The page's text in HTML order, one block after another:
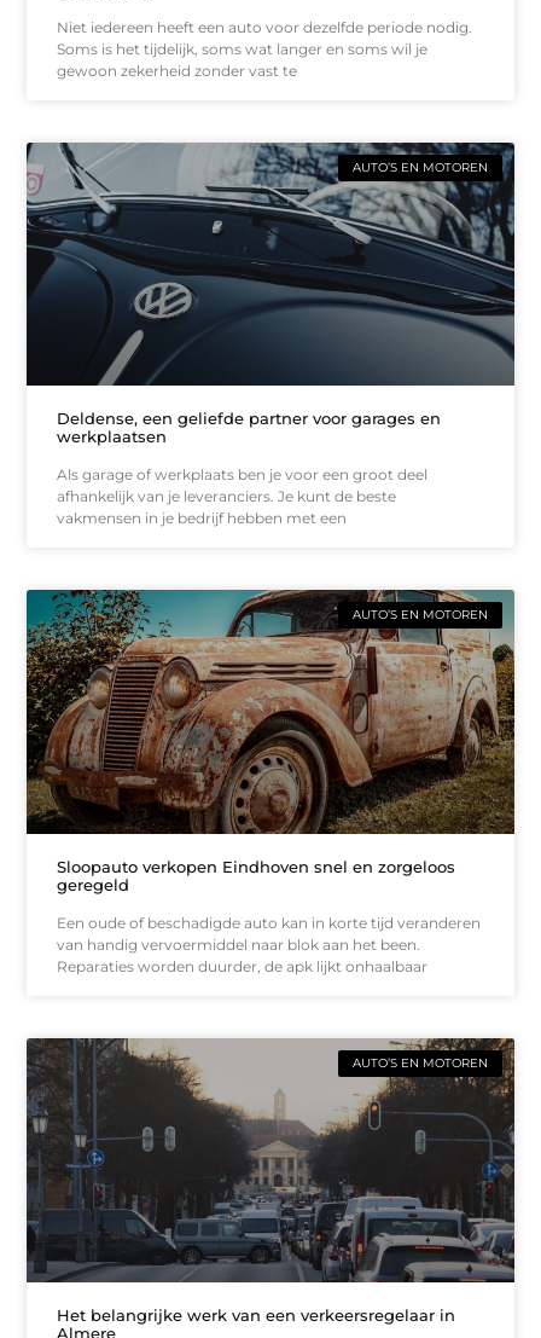
Niet iedereen heeft een auto voor dezelfde periode nodig.
Soms is het tijdelijk, soms wat langer en soms wil je
gewoon zekerheid zonder vast te
AUTO’S EN MOTOREN
Deldense, een geliefde partner voor garages en
werkplaatsen
Als garage of werkplaats ben je voor een groot deel
afhankelijk van je leveranciers. Je kunt de beste
vakmensen in je bedrijf hebben met een
AUTO’S EN MOTOREN
Sloopauto verkopen Eindhoven snel en zorgeloos
geregeld
Een oude of beschadigde auto kan in korte tijd veranderen
van handig vervoermiddel naar blok aan het been.
Reparaties worden duurder, de apk lijkt onhaalbaar
AUTO’S EN MOTOREN
Het belangrijke werk van een verkeersregelaar in
Almere